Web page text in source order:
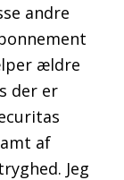
andre
ældre
der er
af
Jeg